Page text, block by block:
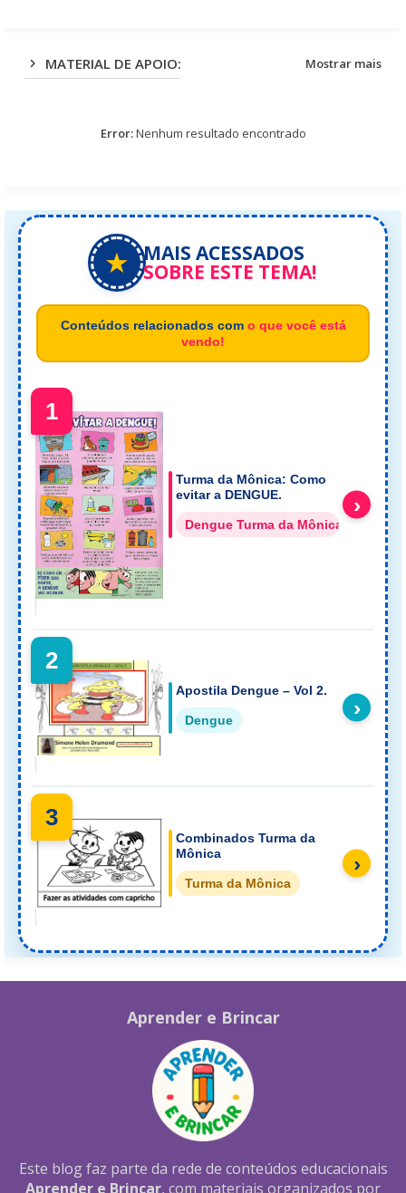
MATERIAL DE APOIO: Mostrar mais
Error:Nenhum resultado encontrado
★ MAIS ACESSADOS
SOBRE ESTE TEMA!
Conteúdos relacionados com o que você está
vendo!
1
Turma da Mônica: Como
evitar a DENGUE.
Dengue Turma da Mônica
›
2
Apostila Dengue – Vol 2.
Dengue ›
3
Combinados Turma da
Mônica
Turma da Mônica
›
Aprender e Brincar
Este blog faz parte da rede de conteúdos educacionais
Aprender e Brincar, com materiais organizados por